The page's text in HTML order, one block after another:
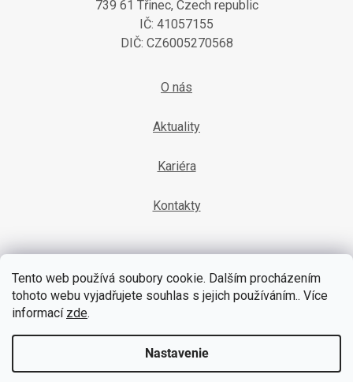
Tento web používá soubory cookie. Dalším procházením
tohoto webu vyjadřujete souhlas s jejich používáním.. Více
informací zde.
Nastavenie
739 61 Třinec, Czech republic
IČ: 41057155
DIČ: CZ6005270568
O nás
Aktuality
Kariéra
Kontakty
YouTube